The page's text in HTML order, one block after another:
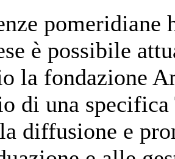
pomeridiane
è possibile
la fondazione
di una
diffusione e